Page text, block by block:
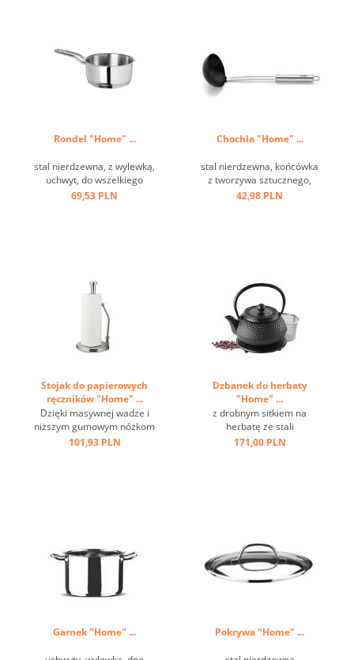
Rondel "Home" ...
stal nierdzewna, z wylewką,
uchwyt, do wszelkiego
rodzaju kuchenek ...
69,53 PLN
Chochla "Home" ...
stal nierdzewna, końcówka
z tworzywa sztucznego,
czarna, stal nierdzewna,
42,98 PLN
Stojak do papierowych
ręczników "Home" ...
Dzięki masywnej wadze i
niższym gumowym nóżkom
jest antypoślizgowy i
101,93 PLN
Dzbanek do herbaty
"Home" ...
z drobnym sitkiem na
herbatę ze stali
nierdzewnej,włącznie ze
...
171,00 PLN
Garnek "Home" ... Pokrywa "Home" ...